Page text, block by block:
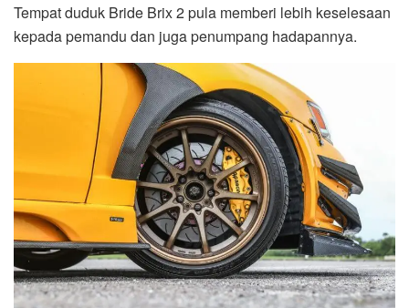
Tempat duduk Bride Brix 2 pula memberi lebih keselesaan
kepada pemandu dan juga penumpang hadapannya.